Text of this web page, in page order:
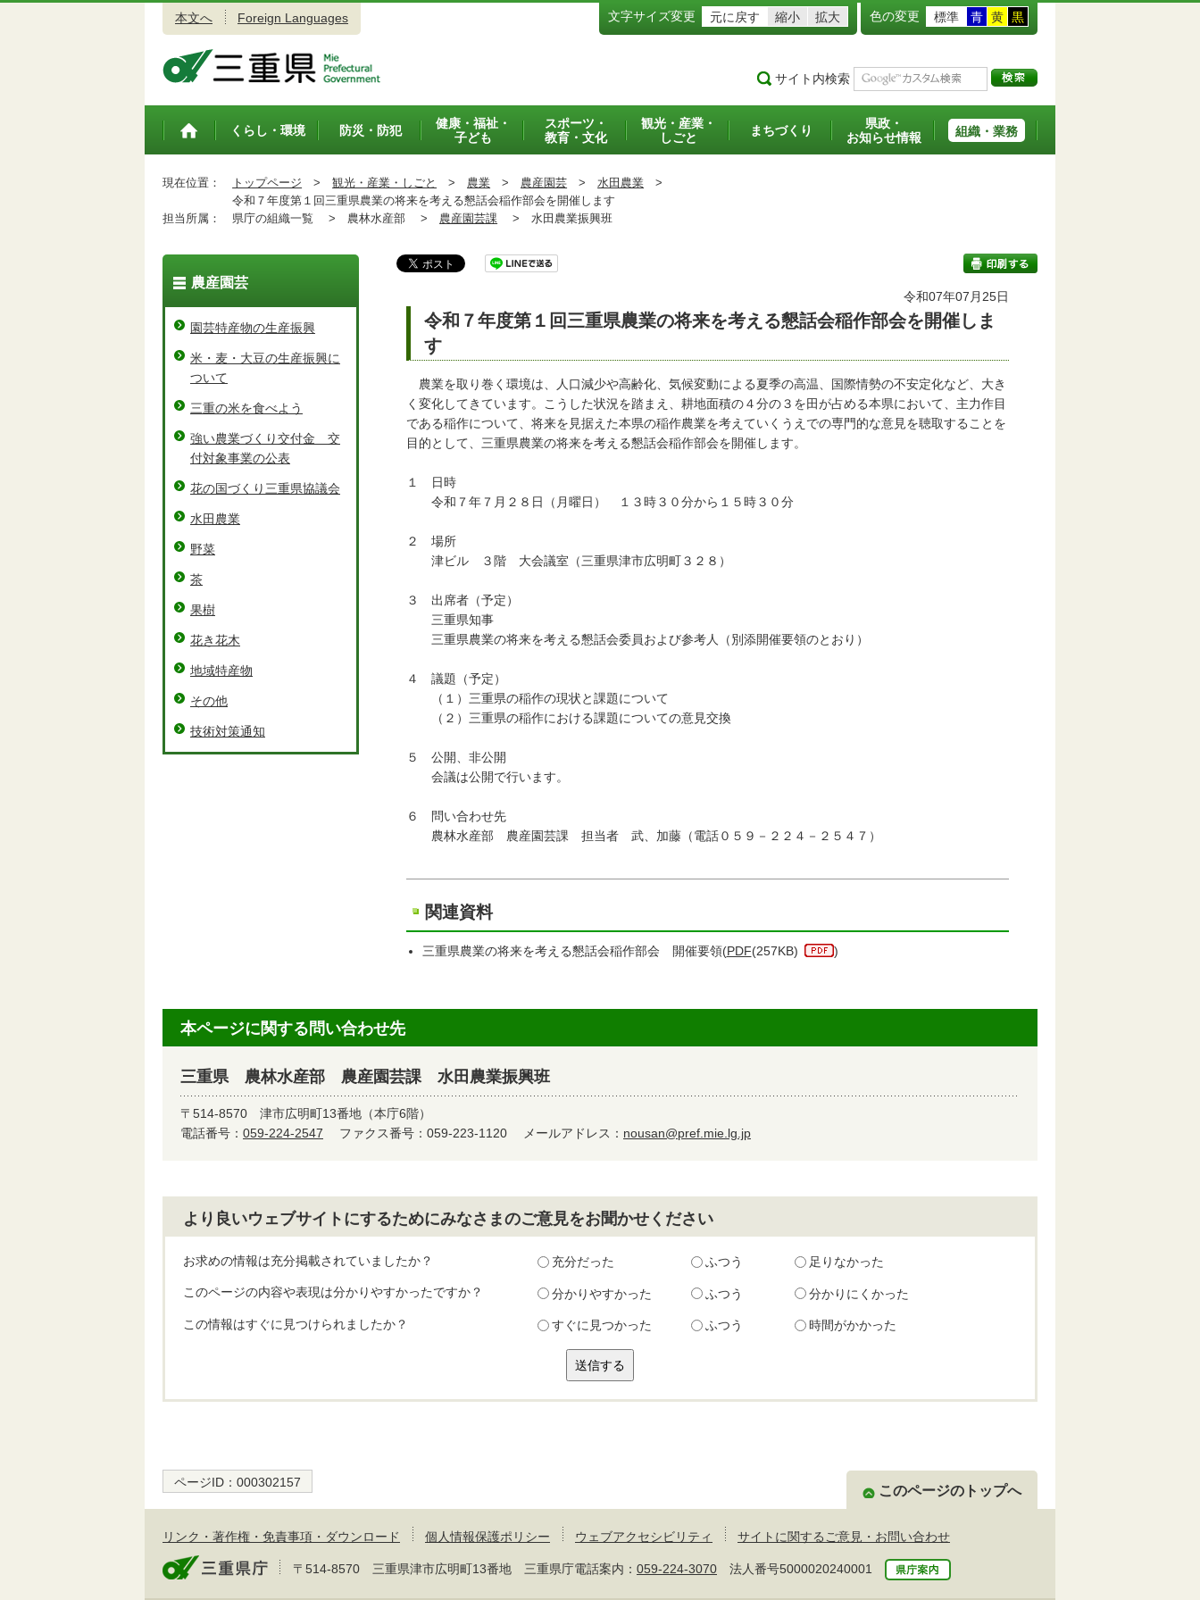
本文へ Foreign Languages 文字サイズ変更 元に戻す 縮小 拡大 色の変更 標準 青 黄 黒
サイト内検索
トップペ
くらし・環境 防災・防犯
健康・福祉・
子ども
スポーツ・
教育・文化
観光・産業・
しごと
まちづくり
県政・
お知らせ情報
組織・業務
現在位置： トップページ > 観光・産業・しごと > 農業 > 農産園芸 > 水田農業 >
令和７年度第１回三重県農業の将来を考える懇話会稲作部会を開催します
担当所属：
県庁の組織一覧 > 農林水産部 > 農産園芸課 > 水田農業振興班
令和07年07月25日
令和７年度第１回三重県農業の将来を考える懇話会稲作部会を開催しま
す
農業を取り巻く環境は、人口減少や高齢化、気候変動による夏季の高温、国際情勢の不安定化など、大き
く変化してきています。こうした状況を踏まえ、耕地面積の４分の３を田が占める本県において、主力作目
である稲作について、将来を見据えた本県の稲作農業を考えていくうえでの専門的な意見を聴取することを
目的として、三重県農業の将来を考える懇話会稲作部会を開催します。
１ 日時
令和７年７月２８日（月曜日） １３時３０分から１５時３０分
２ 場所
津ビル ３階 大会議室（三重県津市広明町３２８）
３ 出席者（予定）
三重県知事
三重県農業の将来を考える懇話会委員および参考人（別添開催要領のとおり）
４ 議題（予定）
（１）三重県の稲作の現状と課題について
（２）三重県の稲作における課題についての意見交換
５ 公開、非公開
会議は公開で行います。
６ 問い合わせ先
農林水産部 農産園芸課 担当者 武、加藤（電話０５９－２２４－２５４７）
関連資料
三重県農業の将来を考える懇話会稲作部会 開催要領(PDF(257KB) )
農産園芸
園芸特産物の生産振興
米・麦・大豆の生産振興に
ついて
三重の米を食べよう
強い農業づくり交付金 交
付対象事業の公表
花の国づくり三重県協議会
水田農業
野菜
茶
果樹
花き花木
地域特産物
その他
技術対策通知
本ページに関する問い合わせ先
三重県 農林水産部 農産園芸課 水田農業振興班
〒514-8570 津市広明町13番地（本庁6階）
電話番号： 059-224-2547 ファクス番号：059-223-1120 メールアドレス： nousan@pref.mie.lg.jp
より良いウェブサイトにするためにみなさまのご意見をお聞かせください
お求めの情報は充分掲載されていましたか？ 充分だった ふつう 足りなかった
このページの内容や表現は分かりやすかったですか？ 分かりやすかった ふつう 分かりにくかった
この情報はすぐに見つけられましたか？ すぐに見つかった ふつう 時間がかかった
ページID： 000302157
このページのトップへ
リンク・著作権・免責事項・ダウンロード 個人情報保護ポリシー ウェブアクセシビリティ サイトに関するご意見・お問い合わせ
〒514-8570 三重県津市広明町13番地 三重県庁電話案内： 059-224-3070 法人番号5000020240001